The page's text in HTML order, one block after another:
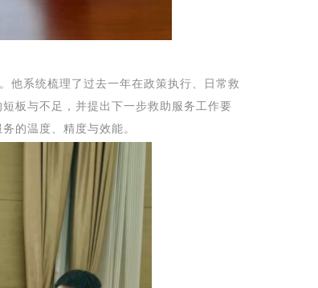
系统梳理了过去一年在政策执行、日常救
板与不足，并提出下一步救助 服务工作要
的温度、精度与效能。